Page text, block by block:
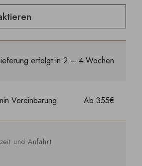
erfolgt in 2 – 4 Wochen
Vereinbarung Ab 355€
und Anfahrt